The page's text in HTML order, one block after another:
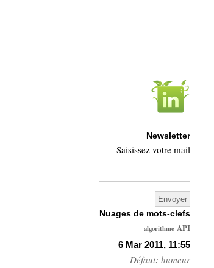
6 Mar 2011, 11:55
Défaut: humeur
Newsletter
Saisissez votre mail
Nuages de mots-clefs
algorithme API
Architecture
Ars-